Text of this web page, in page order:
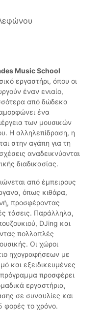
Music School
εργαστήρι, όπου οι
έναν ενιαίο,
από δώδεκα
ένα
των μουσικών
Η αλληλεπίδραση, η
στην αγάπη για τη
αναδεικνύονται
διαδικασίας.
από έμπειρους
όπως κιθάρα,
προσφέροντας
τάσεις. Παράλληλα,
DJing και
πολλαπλές
Οι χώροι
ηχογραφήσεων με
και εξειδικευμένες
προσφέρει
εργαστήρια,
σε συναυλίες και
φορές το χρόνο.